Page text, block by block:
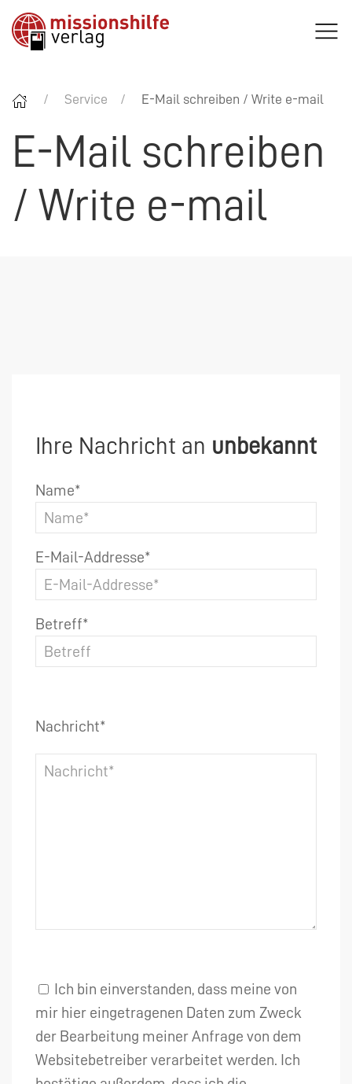
Service E-Mail schreiben / Write e-mail
E-Mail schreiben
/ Write e-mail
Ihre Nachricht an unbekannt
Name*
E-Mail-Addresse*
Betreff*
Nachricht*
Ich bin einverstanden, dass meine von
mir hier eingetragenen Daten zum Zweck
der Bearbeitung meiner Anfrage von dem
Websitebetreiber verarbeitet werden. Ich